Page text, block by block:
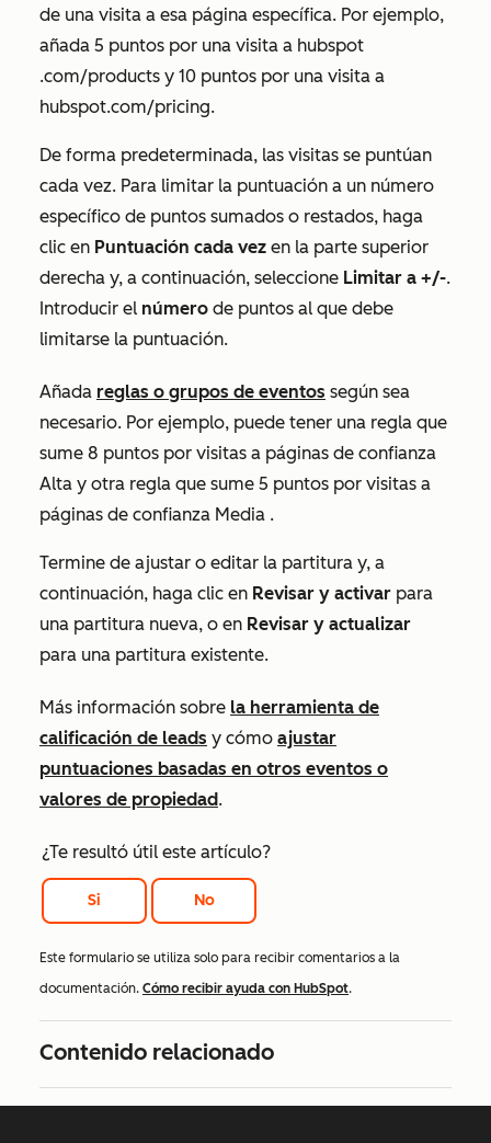
de una visita a esa página específica. Por ejemplo,
añada 5 puntos por una visita a hubspot
.com/products y 10 puntos por una visita a
hubspot.com/pricing.
De forma predeterminada, las visitas se puntúan
cada vez. Para limitar la puntuación a un número
específico de puntos sumados o restados, haga
clic en Puntuación cada vez en la parte superior
derecha y, a continuación, seleccione Limitar a +/-.
Introducir el número de puntos al que debe
limitarse la puntuación.
Añada reglas o grupos de eventos según sea
necesario. Por ejemplo, puede tener una regla que
sume 8 puntos por visitas a páginas de confianza
Alta y otra regla que sume 5 puntos por visitas a
páginas de confianza Media .
Termine de ajustar o editar la partitura y, a
continuación, haga clic en Revisar y activar para
una partitura nueva, o en Revisar y actualizar
para una partitura existente.
Más información sobre la herramienta de
calificación de leads y cómo ajustar
puntuaciones basadas en otros eventos o
valores de propiedad.
¿Te resultó útil este artículo?
Si No
Este formulario se utiliza solo para recibir comentarios a la
documentación. Cómo recibir ayuda con HubSpot.
Contenido relacionado